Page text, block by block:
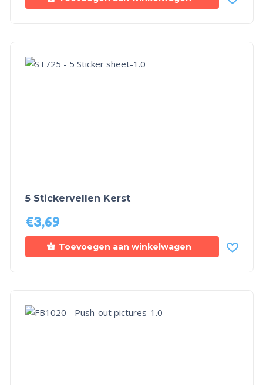
5 Stickervellen Kerst
€3,69
Toevoegen aan winkelwagen